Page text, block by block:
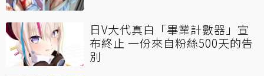
日V大代真白「畢業計數器」宣
布終止 一份來自粉絲500天的告
別